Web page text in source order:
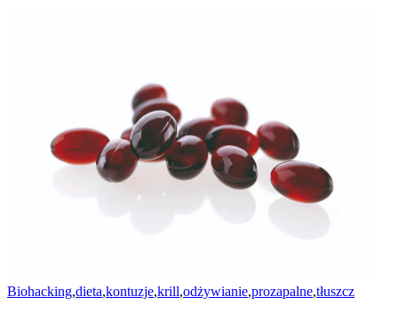
Biohacking,dieta,kontuzje,krill,odżywianie,prozapalne,tłuszcz